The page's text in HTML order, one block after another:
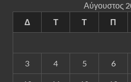
Αύγουστος
Δ
Τ Τ Π
3 4 5 6